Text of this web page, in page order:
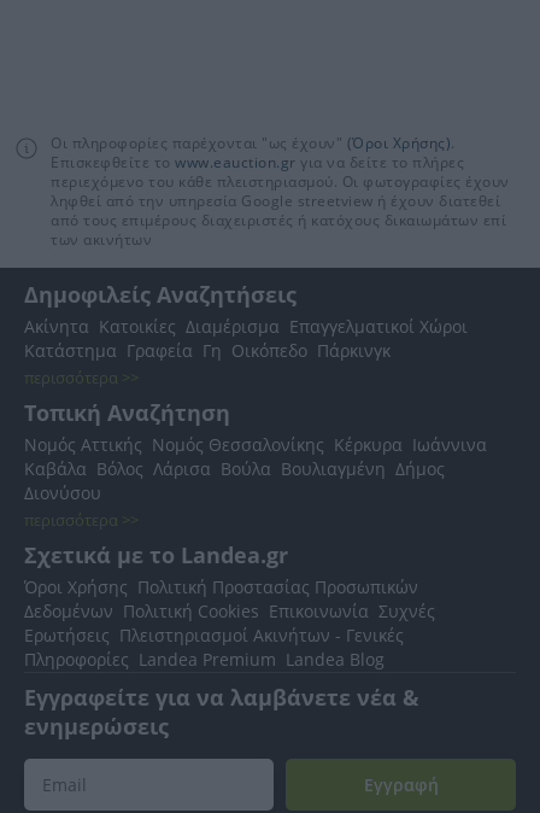
Οι πληροφορίες παρέχονται "ως έχουν" (Όροι Χρήσης).
Επισκεφθείτε το www.eauction.gr για να δείτε το πλήρες
περιεχόμενο του κάθε πλειστηριασμού. Οι φωτογραφίες έχουν
ληφθεί από την υπηρεσία Google streetview ή έχουν διατεθεί
από τους επιμέρους διαχειριστές ή κατόχους δικαιωμάτων επί
των ακινήτων
Δημοφιλείς Αναζητήσεις
Ακίνητα Κατοικίες Διαμέρισμα Επαγγελματικοί Χώροι
Κατάστημα Γραφεία Γη Οικόπεδο Πάρκινγκ
περισσότερα >>
Τοπική Αναζήτηση
Νομός Αττικής Νομός Θεσσαλονίκης Κέρκυρα Ιωάννινα
Καβάλα Βόλος Λάρισα Βούλα Βουλιαγμένη Δήμος
Διονύσου
περισσότερα >>
Σχετικά με το Landea.gr
Όροι Χρήσης Πολιτική Προστασίας Προσωπικών
Δεδομένων Πολιτική Cookies Επικοινωνία Συχνές
Ερωτήσεις Πλειστηριασμοί Ακινήτων - Γενικές
Πληροφορίες Landea Premium Landea Blog
Εγγραφείτε για να λαμβάνετε νέα &
ενημερώσεις
Εγγραφή